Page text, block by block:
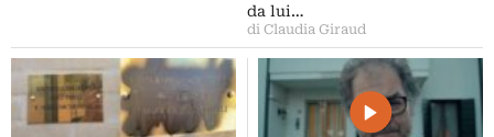
da lui…
di Claudia Giraud